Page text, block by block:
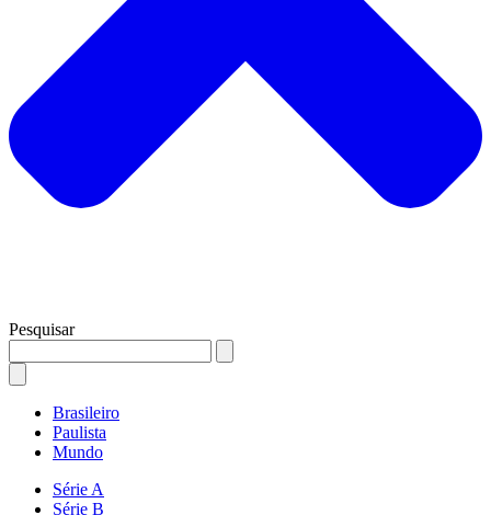
Pesquisar
Brasileiro
Paulista
Mundo
Série A
Série B